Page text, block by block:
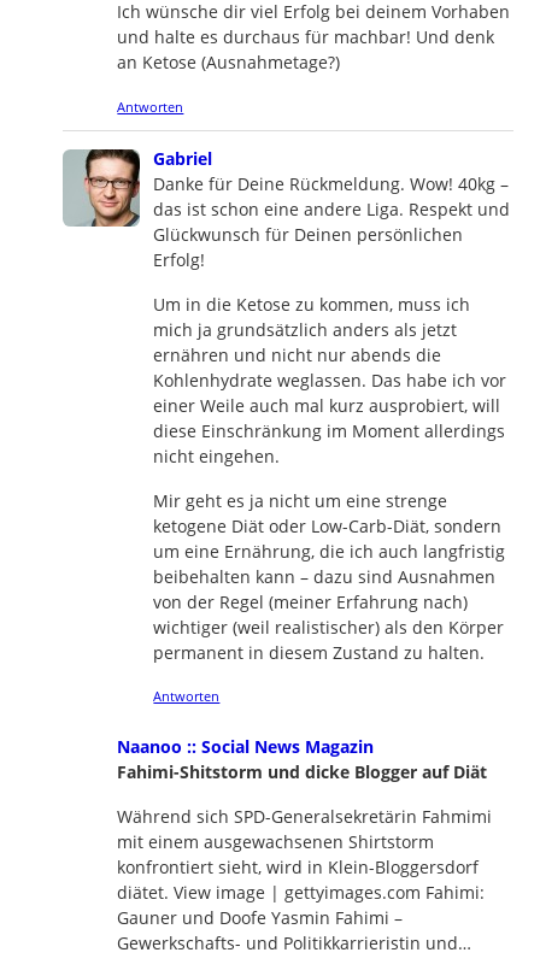
Ich wünsche dir viel Erfolg bei deinem Vorhaben
und halte es durchaus für machbar! Und denk
an Ketose (Ausnahmetage?)
Antworten
Gabriel
Danke für Deine Rückmeldung. Wow! 40kg –
das ist schon eine andere Liga. Respekt und
Glückwunsch für Deinen persönlichen
Erfolg!
Um in die Ketose zu kommen, muss ich
mich ja grundsätzlich anders als jetzt
ernähren und nicht nur abends die
Kohlenhydrate weglassen. Das habe ich vor
einer Weile auch mal kurz ausprobiert, will
diese Einschränkung im Moment allerdings
nicht eingehen.
Mir geht es ja nicht um eine strenge
ketogene Diät oder Low-Carb-Diät, sondern
um eine Ernährung, die ich auch langfristig
beibehalten kann – dazu sind Ausnahmen
von der Regel (meiner Erfahrung nach)
wichtiger (weil realistischer) als den Körper
permanent in diesem Zustand zu halten.
Antworten
Naanoo :: Social News Magazin
Fahimi-Shitstorm und dicke Blogger auf Diät
Während sich SPD-Generalsekretärin Fahmimi
mit einem ausgewachsenen Shirtstorm
konfrontiert sieht, wird in Klein-Bloggersdorf
diätet. View image | gettyimages.com Fahimi:
Gauner und Doofe Yasmin Fahimi –
Gewerkschafts- und Politikkarrieristin und…